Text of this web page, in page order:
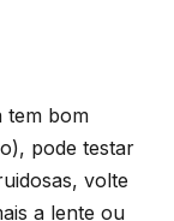
tem bom
pode testar
volte
a lente ou